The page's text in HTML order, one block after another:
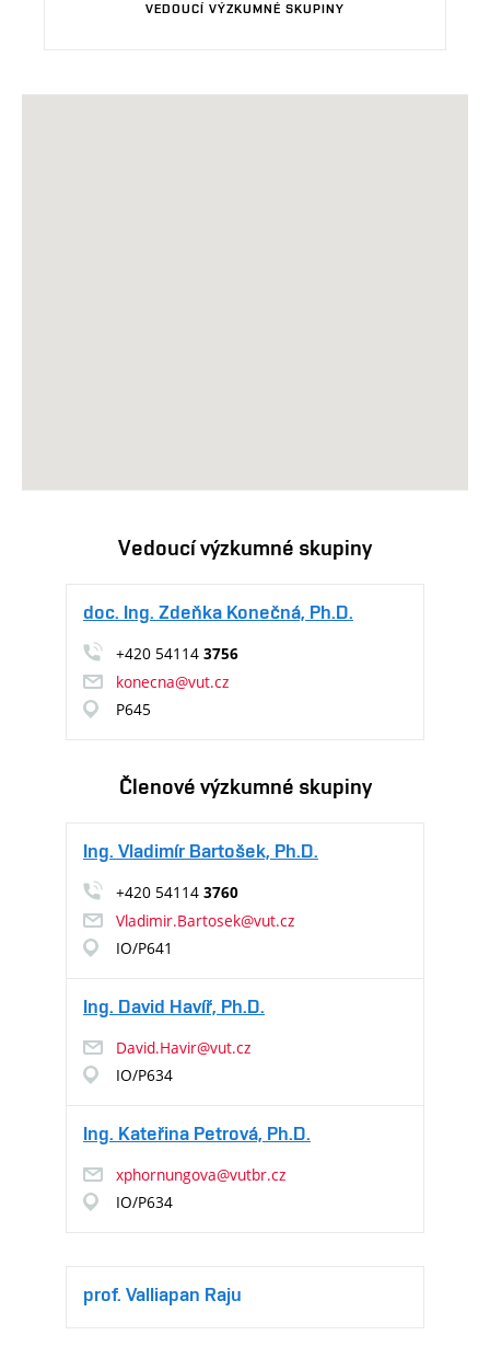
VEDOUCÍ VÝZKUMNÉ SKUPINY
Vedoucí výzkumné skupiny
doc. Ing. Zdeňka Konečná, Ph.D.
+420 54114 3756
konecna@vut.cz
P645
Členové výzkumné skupiny
Ing. Vladimír Bartošek, Ph.D.
+420 54114 3760
Vladimir.Bartosek@vut.cz
IO/P641
Ing. David Havíř, Ph.D.
David.Havir@vut.cz
IO/P634
Ing. Kateřina Petrová, Ph.D.
xphornungova@vutbr.cz
IO/P634
prof. Valliapan Raju